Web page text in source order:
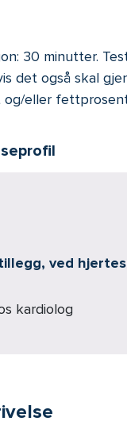
30 minutter.
det også skal
eller
ved
kardiolog